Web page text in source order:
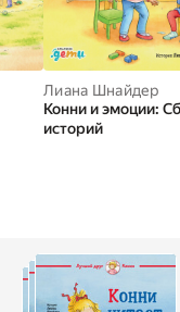
Лиана Шнайдер
Конни и эмоции:
историй
Юлия Бёме,Ханна